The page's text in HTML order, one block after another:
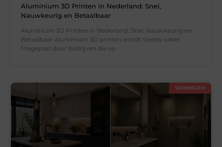
Aluminium 3D Printen in Nederland: Snel,
Nauwkeurig en Betaalbaar
Aluminium 3D Printen in Nederland: Snel, Nauwkeurig en
Betaalbaar Aluminium 3D printen wordt steeds vaker
toegepast door bedrijven die op
WONINGEN